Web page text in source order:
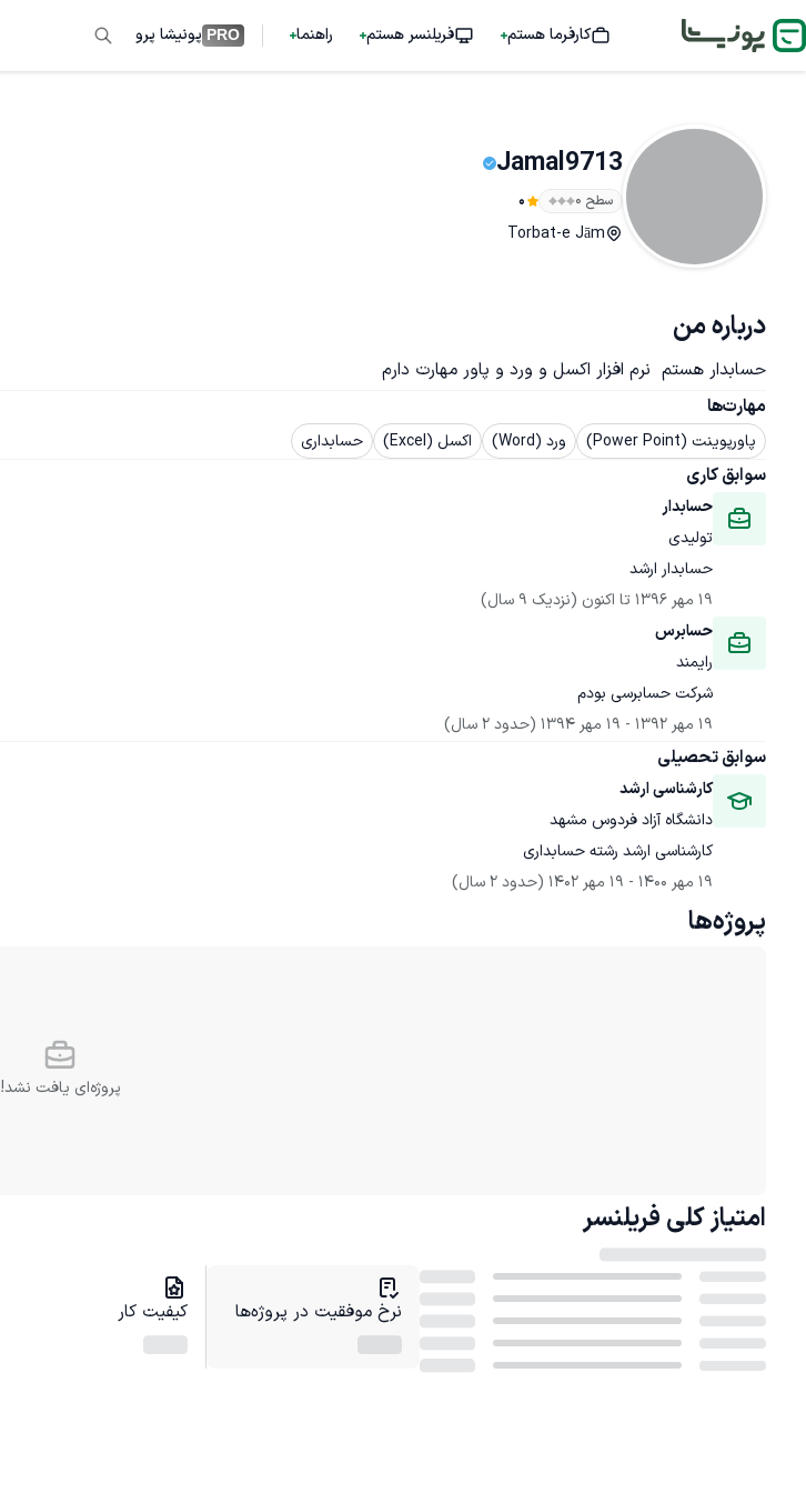
کارفرما هستم فریلنسر هستم راهنما PRO پونیشا پرو
Jamal9713
سطح ۰ 0
Torbat-e Jām
درباره من
حسابدار هستم  نرم افزار اکسل و ورد و پاور مهارت دارم
مهارت‌ها
پاورپوینت (Power Point) ورد (Word) اکسل (Excel) حسابداری
سوابق کاری
حسابدار
تولیدی
حسابدار ارشد
19 مهر 1396
تا اکنون (نزدیک 9 سال)
حسابرس
رایمند
شرکت حسابرسی بودم
19 مهر 1392
- 19 مهر 1394 (حدود 2 سال)
سوابق تحصیلی
کارشناسی ارشد
دانشگاه آزاد فردوس مشهد
کارشناسی ارشد رشته حسابداری
19 مهر 1400
- 19 مهر 1402 (حدود 2 سال)
پروژه‌ها
پروژه‌ای یافت نشد!
امتیاز کلی فریلنسر
نرخ موفقیت در پروژه‌ها کیفیت کار